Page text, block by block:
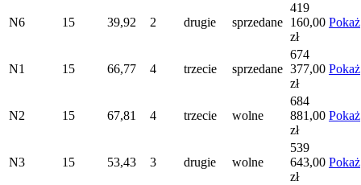
N6 15 39,92 2 drugie sprzedane
419
160,00
zł
Pokaż
N1 15 66,77 4 trzecie sprzedane
674
377,00
zł
Pokaż
N2 15 67,81 4 trzecie wolne
684
881,00
zł
Pokaż
N3 15 53,43 3 drugie wolne
539
643,00
zł
Pokaż